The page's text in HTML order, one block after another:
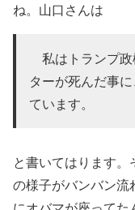
ね。山口さんは
私はトランプ政
ターが死んだ事
ています。
と書いてはります
の様子がバンバン流